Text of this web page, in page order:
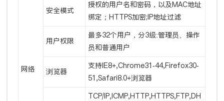
网络
安全模式
授权的用户名和密码，以及MAC地址
绑定；HTTPS加密;IP地址过滤
用户权限
最多32个用户，分3级:管理员、操作
员和普通用户
浏览器
支持IE8+,Chrome31-44,Firefox30-
51,Safari8.0+浏览器
TCP/IP,ICMP,HTTP,HTTPS,FTP,DH